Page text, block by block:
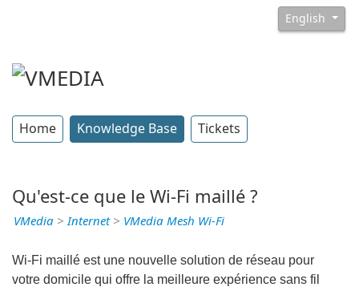
English
Home Knowledge Base Tickets
Qu'est-ce que le Wi-Fi maillé ?
VMedia >Internet> VMedia Mesh Wi-Fi
Wi-Fi maillé est une nouvelle solution de réseau pour
votre domicile qui offre la meilleure expérience sans fil